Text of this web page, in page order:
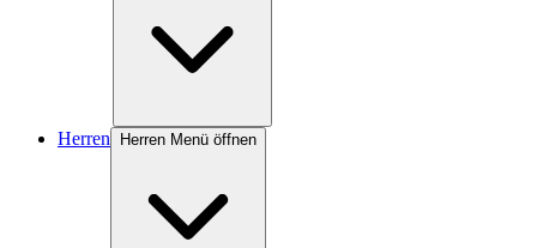
Herren Herren Menü öffnen